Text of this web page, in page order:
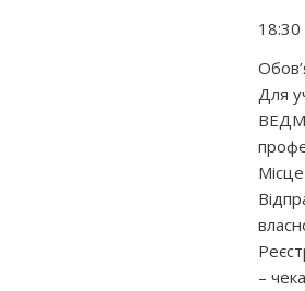
18:30
Для
–